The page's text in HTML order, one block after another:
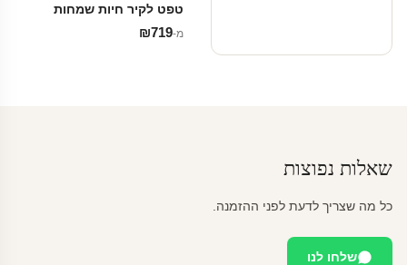
טפט לקיר חיות שמחות
מ‑ ₪719
שאלות נפוצות
כל מה שצריך לדעת לפני ההזמנה.
שלחו לנו